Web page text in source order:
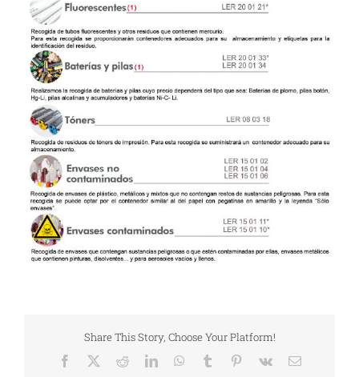
Share This Story, Choose Your Platform!
Facebook RedditLinkedInWhatsApp
Tumblr Pinterest
Vk
Correo